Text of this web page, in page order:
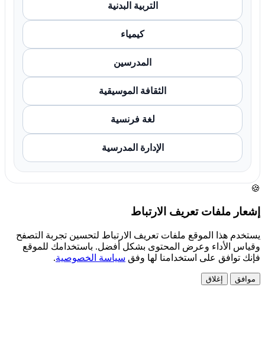
التربية البدنية
كيمياء
المدرسين
الثقافة الموسيقية
لغة فرنسية
الإدارة المدرسية
🍪
إشعار ملفات تعريف الارتباط
يستخدم هذا الموقع ملفات تعريف الارتباط لتحسين تجربة التصفح
وقياس الأداء وعرض المحتوى بشكل أفضل. باستخدامك للموقع
فإنك توافق على استخدامنا لها وفق سياسة الخصوصية.
موافق إغلاق